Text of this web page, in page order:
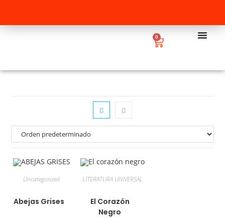
0
Uncategorized
Abejas Grises
LITERATURA UNIVERSAL
El Corazón
Negro